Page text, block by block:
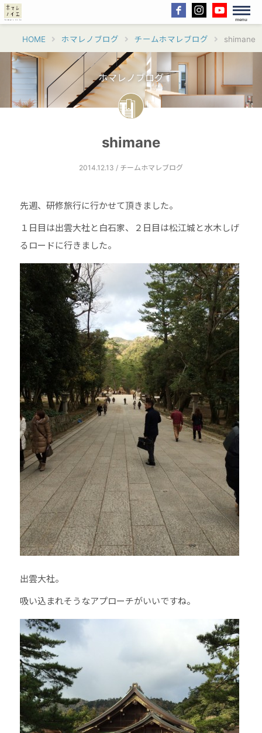
menu
HOME ホマレノブログ チームホマレブログ shimane
ホマレノブログ
shimane
2014.12.13 / チームホマレブログ
先週、研修旅行に行かせて頂きました。
１日目は出雲大社と白石家、２日目は松江城と水木しげ
るロードに行きました。
出雲大社。
吸い込まれそうなアプローチがいいですね。